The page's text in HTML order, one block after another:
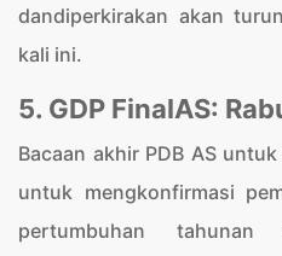
dandiperkirakan akan
kali ini.
5. GDP FinalAS:
Bacaan akhir PDB AS
untuk mengkonfirmasi
pertumbuhan